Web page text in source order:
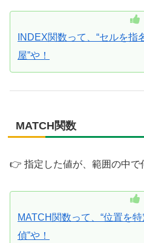
INDEX関数って、“セルを指
屋”や！
MATCH関数
👉 指定した値が、範囲の中で
MATCH関数って、“位置を
偵”や！